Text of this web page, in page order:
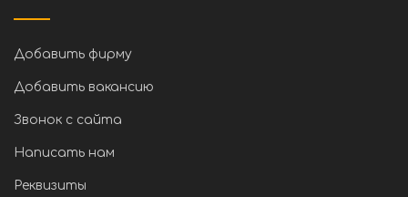
Добавить фирму
Добавить вакансию
Звонок с сайта
Написать нам
Реквизиты